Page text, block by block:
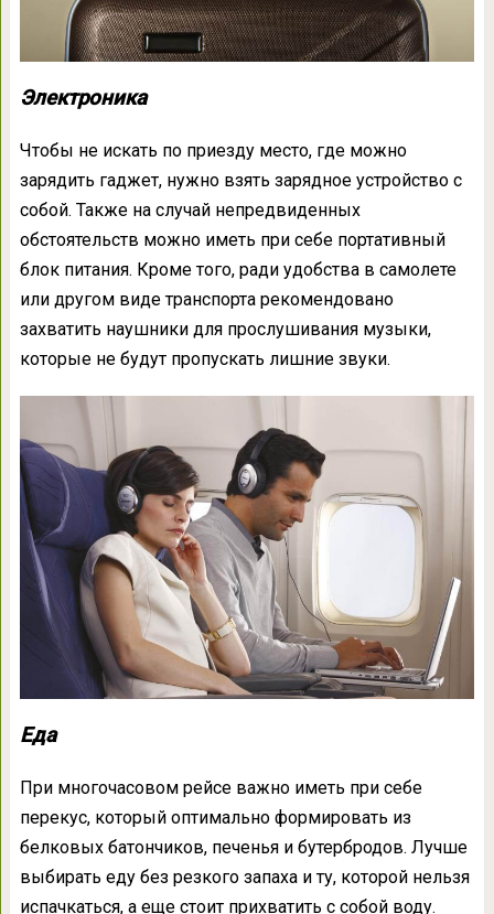
Электроника
Чтобы не искать по приезду место, где можно
зарядить гаджет, нужно взять зарядное устройство с
собой. Также на случай непредвиденных
обстоятельств можно иметь при себе портативный
блок питания. Кроме того, ради удобства в самолете
или другом виде транспорта рекомендовано
захватить наушники для прослушивания музыки,
которые не будут пропускать лишние звуки.
Еда
При многочасовом рейсе важно иметь при себе
перекус, который оптимально формировать из
белковых батончиков, печенья и бутербродов. Лучше
выбирать еду без резкого запаха и ту, которой нельзя
испачкаться, а еще стоит прихватить с собой воду.